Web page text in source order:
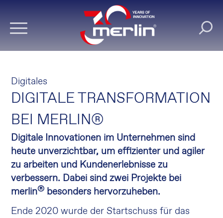
Digitales
DIGITALE TRANSFORMATION
BEI MERLIN®
Digitale Innovationen im Unternehmen sind
heute unverzichtbar, um effizienter und agiler
zu arbeiten und Kundenerlebnisse zu
verbessern. Dabei sind zwei Projekte bei
merlin® besonders hervorzuheben.
Ende 2020 wurde der Startschuss für das